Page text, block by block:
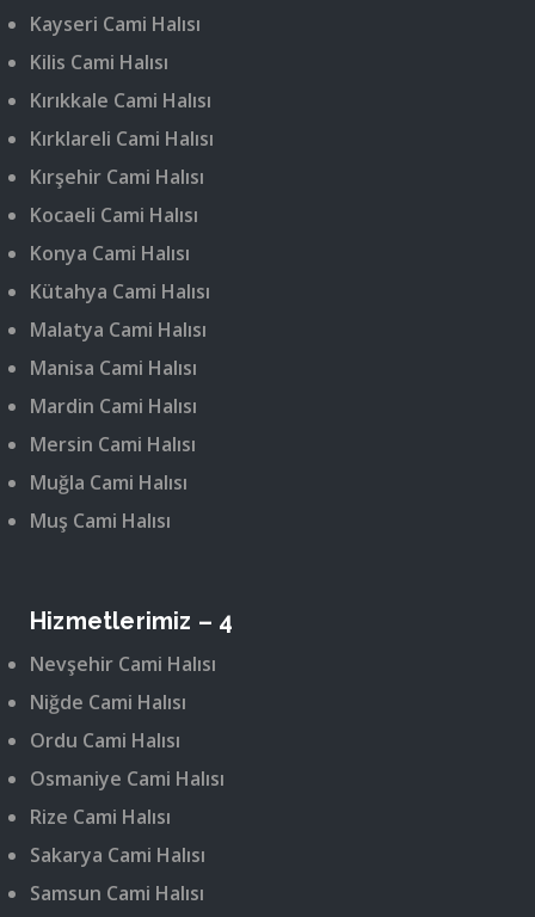
Kayseri Cami Halısı
Kilis Cami Halısı
Kırıkkale Cami Halısı
Kırklareli Cami Halısı
Kırşehir Cami Halısı
Kocaeli Cami Halısı
Konya Cami Halısı
Kütahya Cami Halısı
Malatya Cami Halısı
Manisa Cami Halısı
Mardin Cami Halısı
Mersin Cami Halısı
Muğla Cami Halısı
Muş Cami Halısı
Hizmetlerimiz – 4
Nevşehir Cami Halısı
Niğde Cami Halısı
Ordu Cami Halısı
Osmaniye Cami Halısı
Rize Cami Halısı
Sakarya Cami Halısı
Samsun Cami Halısı